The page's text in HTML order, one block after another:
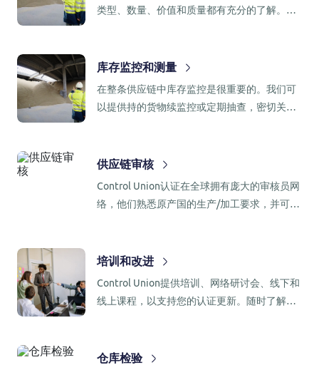
类型、数量、价值和质量都有充分的了解。我
库存监控和测量
在整条供应链中库存监控是很重要的。我们可
以提供持的货物续监控或定期抽查，密切关注
供应链审核
Control Union认证在全球拥有庞大的审核员网
络，他们熟悉原产国的生产/加工要求，并可随
培训和改进
Control Union提供培训、网络研讨会、线下和
线上课程，以支持您的认证更新。随时了解最
仓库检验